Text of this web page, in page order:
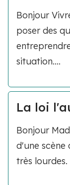
Bonjour
poser des
situation....
La loi
Bonjour
d'une scène
très lourdes.